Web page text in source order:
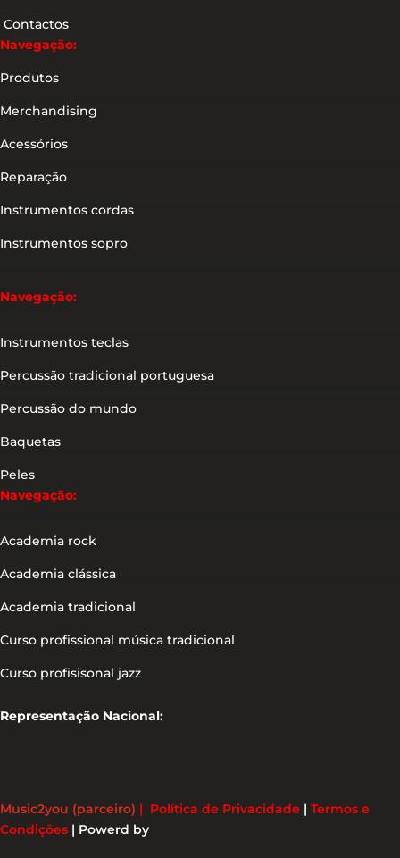
Contactos
Navegação:
Produtos
Merchandising
Acessórios
Reparação
Instrumentos cordas
Instrumentos sopro
Navegação:
Instrumentos teclas
Percussão tradicional portuguesa
Percussão do mundo
Baquetas
Peles
Navegação:
Academia rock
Academia clássica
Academia tradicional
Curso profissional música tradicional
Curso profisisonal jazz
Representação Nacional:
Music2you (parceiro) | Política de Privacidade | Termos e
Condições | Powerd by